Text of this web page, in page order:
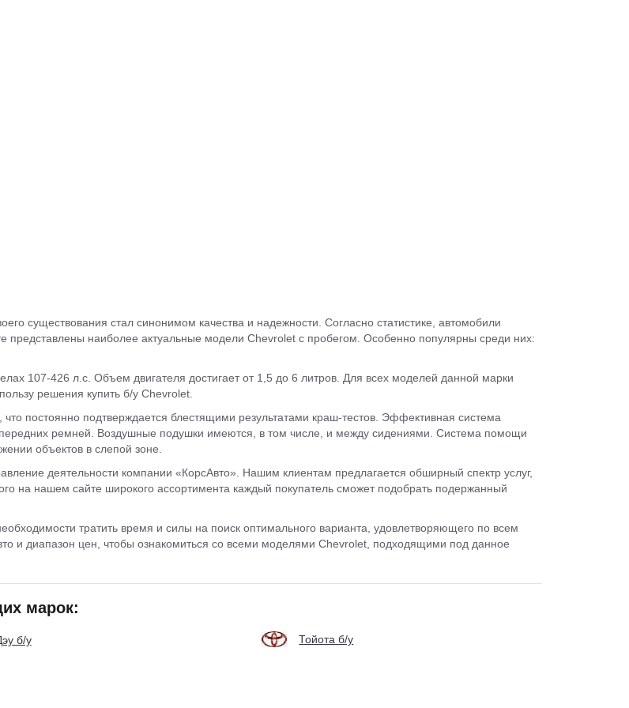
существования стал синонимом качества и надежности. Согласно статистике, автомобили
наиболее актуальные модели Chevrolet с пробегом. Особенно популярны среди них:
107-426 л.с. Объем двигателя достигает от 1,5 до 6 литров. Для всех моделей данной марки
решения купить б/у Chevrolet.
постоянно подтверждается блестящими результатами краш-тестов. Эффективная система
ремней. Воздушные подушки имеются, в том числе, и между сидениями. Система помощи
объектов в слепой зоне.
деятельности компании «КорсАвто». Нашим клиентам предлагается обширный спектр услуг,
на нашем сайте широкого ассортимента каждый покупатель сможет подобрать подержанный
тратить время и силы на поиск оптимального варианта, удовлетворяющего по всем
и диапазон цен, чтобы ознакомиться со всеми моделями Chevrolet, подходящими под данное
марок:
б/у Тойота б/у